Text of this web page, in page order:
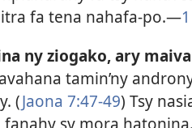
fa tena nahafa-po.​—
ny ziogako, ary
tamin’ny
(Jaona 7:47-49) Tsy
sy mora